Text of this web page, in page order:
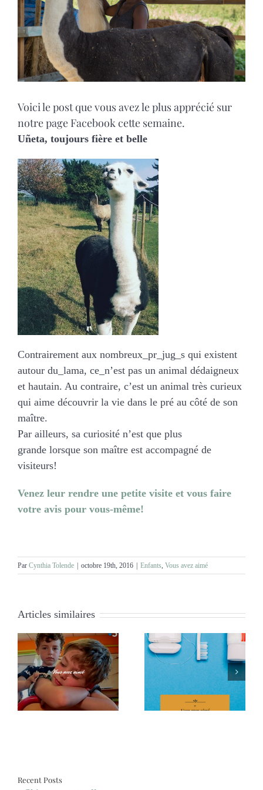
NOS ACTIVITES
CGV
Voici le post que vous avez le plus apprécié sur
notre page Facebook cette semaine.
Uñeta, toujours fière et belle
Contrairement aux nombreux_pr_jug_s qui existent
autour du_lama, ce_n’est pas un animal dédaigneux
et hautain. Au contraire, c’est un animal très curieux
qui aime découvrir la vie dans le pré au côté de son
maître.
Par ailleurs, sa curiosité n’est que plus
grande lorsque son maître est accompagné de
visiteurs!
Venez leur rendre une petite visite et vous faire
votre avis pour vous-même!
Par Cynthia Tolende octobre 19th, 2016 Enfants, Vous avez aimé
Articles similaires
Vous avez aimé #37 Vous avez aimé #36
Recent Posts